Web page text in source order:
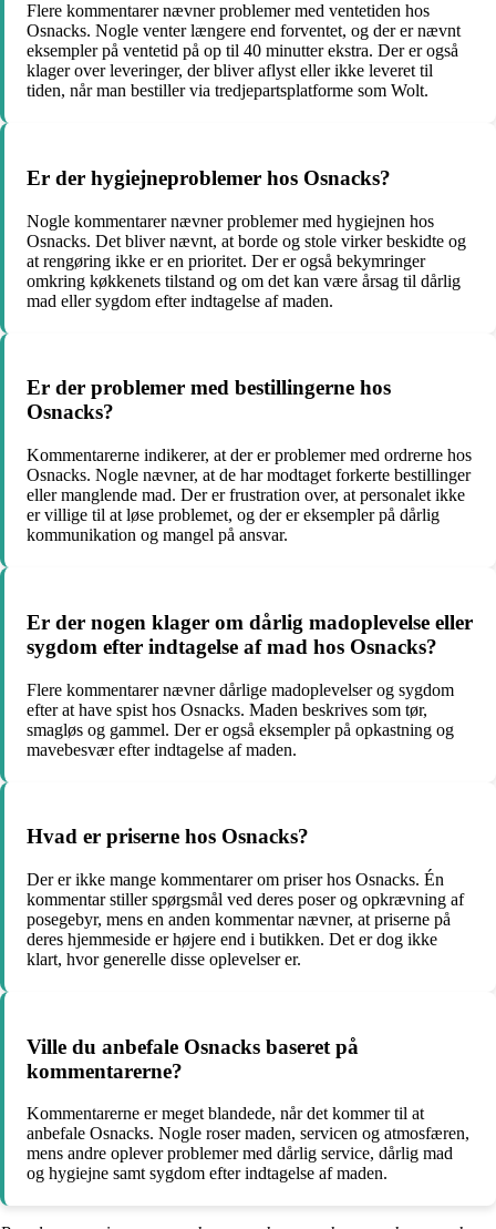
Flere kommentarer nævner problemer med ventetiden hos
Osnacks. Nogle venter længere end forventet, og der er nævnt
eksempler på ventetid på op til 40 minutter ekstra. Der er også
klager over leveringer, der bliver aflyst eller ikke leveret til
tiden, når man bestiller via tredjepartsplatforme som Wolt.
Er der hygiejneproblemer hos Osnacks?
Nogle kommentarer nævner problemer med hygiejnen hos
Osnacks. Det bliver nævnt, at borde og stole virker beskidte og
at rengøring ikke er en prioritet. Der er også bekymringer
omkring køkkenets tilstand og om det kan være årsag til dårlig
mad eller sygdom efter indtagelse af maden.
Er der problemer med bestillingerne hos
Osnacks?
Kommentarerne indikerer, at der er problemer med ordrerne hos
Osnacks. Nogle nævner, at de har modtaget forkerte bestillinger
eller manglende mad. Der er frustration over, at personalet ikke
er villige til at løse problemet, og der er eksempler på dårlig
kommunikation og mangel på ansvar.
Er der nogen klager om dårlig madoplevelse eller
sygdom efter indtagelse af mad hos Osnacks?
Flere kommentarer nævner dårlige madoplevelser og sygdom
efter at have spist hos Osnacks. Maden beskrives som tør,
smagløs og gammel. Der er også eksempler på opkastning og
mavebesvær efter indtagelse af maden.
Hvad er priserne hos Osnacks?
Der er ikke mange kommentarer om priser hos Osnacks. Én
kommentar stiller spørgsmål ved deres poser og opkrævning af
posegebyr, mens en anden kommentar nævner, at priserne på
deres hjemmeside er højere end i butikken. Det er dog ikke
klart, hvor generelle disse oplevelser er.
Ville du anbefale Osnacks baseret på
kommentarerne?
Kommentarerne er meget blandede, når det kommer til at
anbefale Osnacks. Nogle roser maden, servicen og atmosfæren,
mens andre oplever problemer med dårlig service, dårlig mad
og hygiejne samt sygdom efter indtagelse af maden.